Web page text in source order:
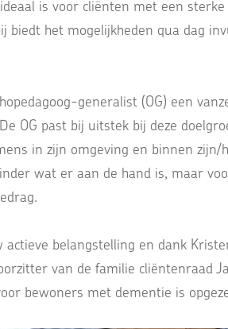
is voor cliënten met een
biedt het mogelijkheden qua dag
generalist (OG) een
OG past bij uitstek bij deze
in zijn omgeving en binnen
wat er aan de hand is, maar
belangstelling en dank
van de familie cliëntenraad
bewoners met dementie is